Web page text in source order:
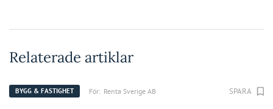
Relaterade artiklar
BYGG & FASTIGHET För: Renta Sverige AB SPARA